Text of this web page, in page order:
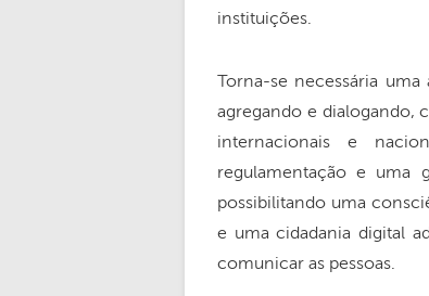
instituições.
Torna-se necessária
agregando e dialogando,
internacionais e
regulamentação e uma
possibilitando uma
e uma cidadania digital
comunicar as pessoas.